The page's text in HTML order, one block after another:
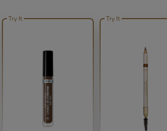
Try It Try It